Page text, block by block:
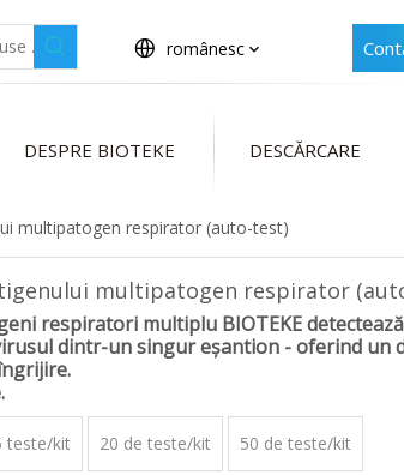
românesc
DESPRE BIOTEKE DESCĂRCARE
multipatogen respirator (auto-test)
multipatogen respirator
respiratori multiplu BIOTEKE detectează
dintr-un singur eșantion - oferind un
teste/kit 20 de teste/kit 50 de teste/kit